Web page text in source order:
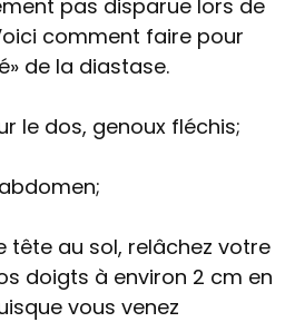
pas disparue lors de
comment faire pour
de la diastase.
le dos, genoux fléchis;
tête au sol, relâchez votre
doigts à environ 2 cm en
vous venez